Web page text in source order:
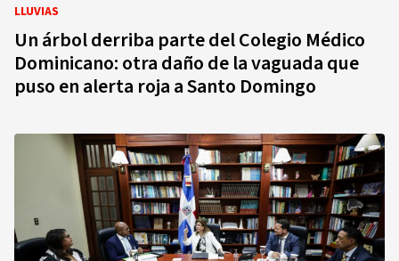
LLUVIAS
Un árbol derriba parte del Colegio Médico
Dominicano: otra daño de la vaguada que
puso en alerta roja a Santo Domingo